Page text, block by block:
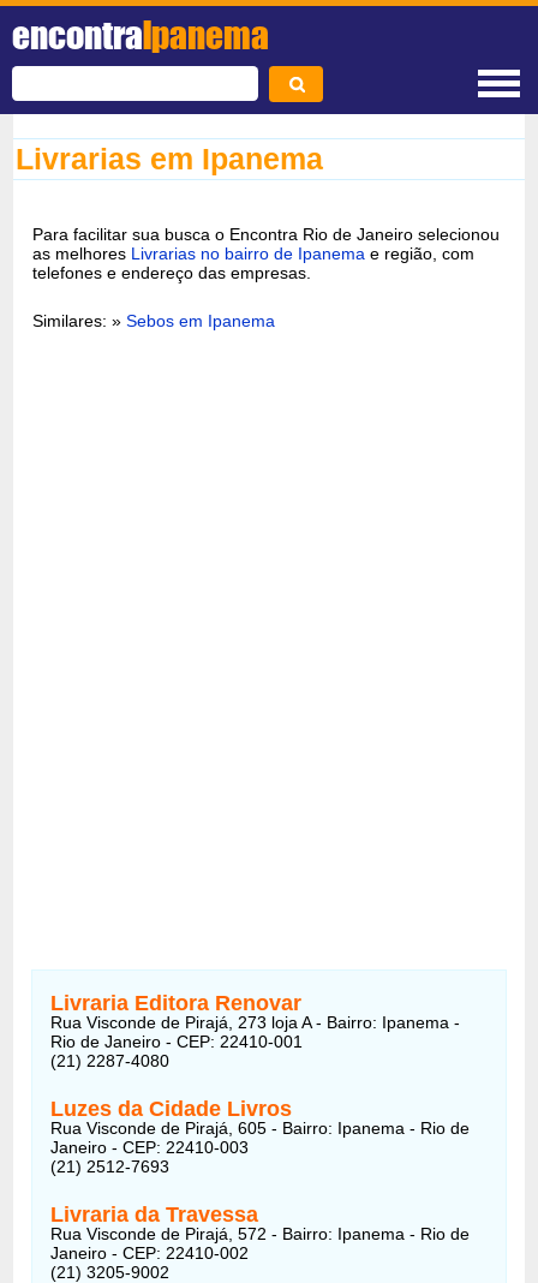
encontraIpanema
Livrarias em Ipanema
Para facilitar sua busca o Encontra Rio de Janeiro selecionou
as melhores Livrarias no bairro de Ipanema e região, com
telefones e endereço das empresas.
Similares: »Sebos em Ipanema
Livraria Editora Renovar
Rua Visconde de Pirajá, 273 loja A - Bairro: Ipanema -
Rio de Janeiro - CEP: 22410-001
(21) 2287-4080
Luzes da Cidade Livros
Rua Visconde de Pirajá, 605 - Bairro: Ipanema - Rio de
Janeiro - CEP: 22410-003
(21) 2512-7693
Livraria da Travessa
Rua Visconde de Pirajá, 572 - Bairro: Ipanema - Rio de
Janeiro - CEP: 22410-002
(21) 3205-9002